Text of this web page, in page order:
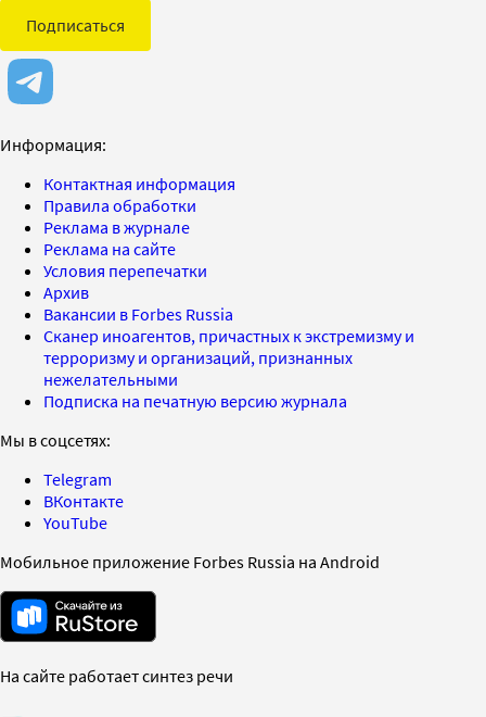
Подписаться
Информация:
Контактная информация
Правила обработки
Реклама в журнале
Реклама на сайте
Условия перепечатки
Архив
Вакансии в Forbes Russia
Сканер иноагентов, причастных к экстремизму и
терроризму и организаций, признанных
нежелательными
Подписка на печатную версию журнала
Мы в соцсетях:
Telegram
ВКонтакте
YouTube
Мобильное приложение Forbes Russia на Android
На сайте работает синтез речи